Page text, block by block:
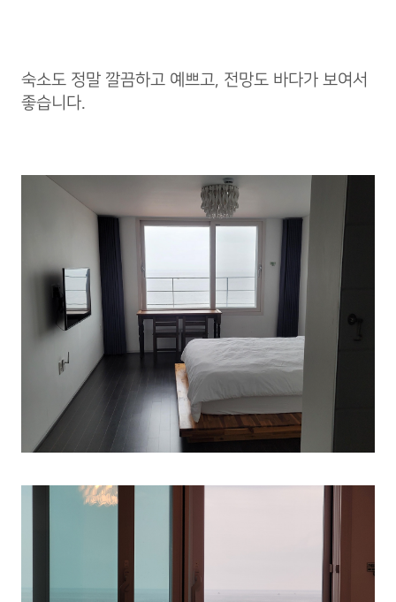
숙소도 정말 깔끔하고 예쁘고, 전망도 바다가 보여서
좋습니다.